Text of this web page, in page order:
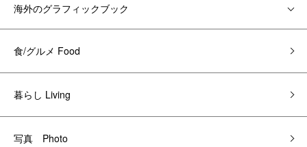
海外のグラフィックブック
食/グルメ Food
暮らし Living
写真 Photo